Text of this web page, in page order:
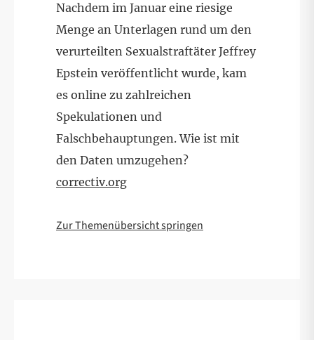
Nachdem im Januar eine riesige
Menge an Unterlagen rund um den
verurteilten Sexualstraftäter Jeffrey
Epstein veröffentlicht wurde, kam
es online zu zahlreichen
Spekulationen und
Falschbehauptungen. Wie ist mit
den Daten umzugehen?
correctiv.org
Zur Themenübersicht springen